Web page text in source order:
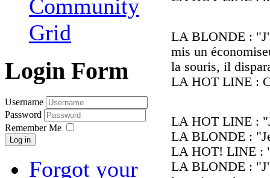
Community
Grid
Login Form
Username
Password
Remember Me
Log in
Forgot your
LA BLONDE :
mis un
la souris, il
LA HOT LINE :
LA HOT LINE :
LA BLONDE :
LA HOT! LINE :
LA BLONDE :